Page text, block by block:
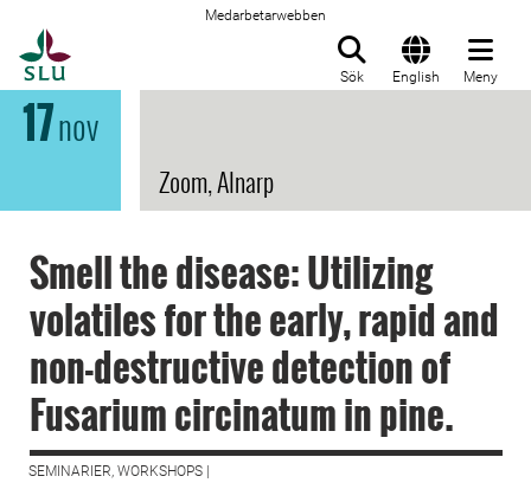
Medarbetarwebben
Sök English Meny
17nov
Zoom, Alnarp
Smell the disease: Utilizing
volatiles for the early, rapid and
non-destructive detection of
Fusarium circinatum in pine.
SEMINARIER, WORKSHOPS |